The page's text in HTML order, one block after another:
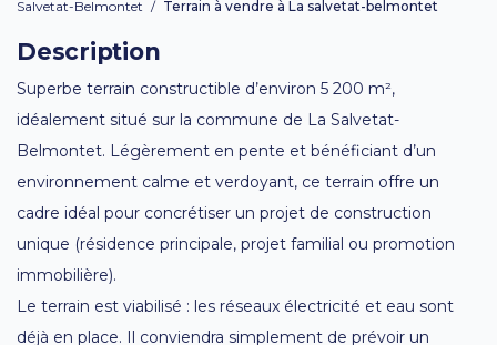
Salvetat-Belmontet / Terrain à vendre à La salvetat-belmontet
Description
Superbe terrain constructible d’environ 5 200 m²,
idéalement situé sur la commune de La Salvetat-
Belmontet. Légèrement en pente et bénéficiant d’un
environnement calme et verdoyant, ce terrain offre un
cadre idéal pour concrétiser un projet de construction
unique (résidence principale, projet familial ou promotion
immobilière).
Le terrain est viabilisé : les réseaux électricité et eau sont
déjà en place. Il conviendra simplement de prévoir un